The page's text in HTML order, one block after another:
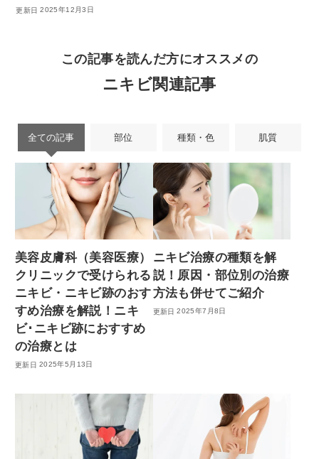
Qスイッチヤグレーザーについて
詳しくはこちら
2025年12月3日
この記事を読んだ方にオススメの
ニキビ関連記事
全ての記事 部位 種類・色 肌質
美容皮膚科（美容医療）
クリニックで受けられる
ニキビ・ニキビ跡のおす
すめ治療を解説！ニキ
ビ･ニキビ跡におすすめ
の治療とは
2025年5月13日
ニキビ治療の種類を解
説！原因・部位別の治療
方法も併せてご紹介
2025年7月8日